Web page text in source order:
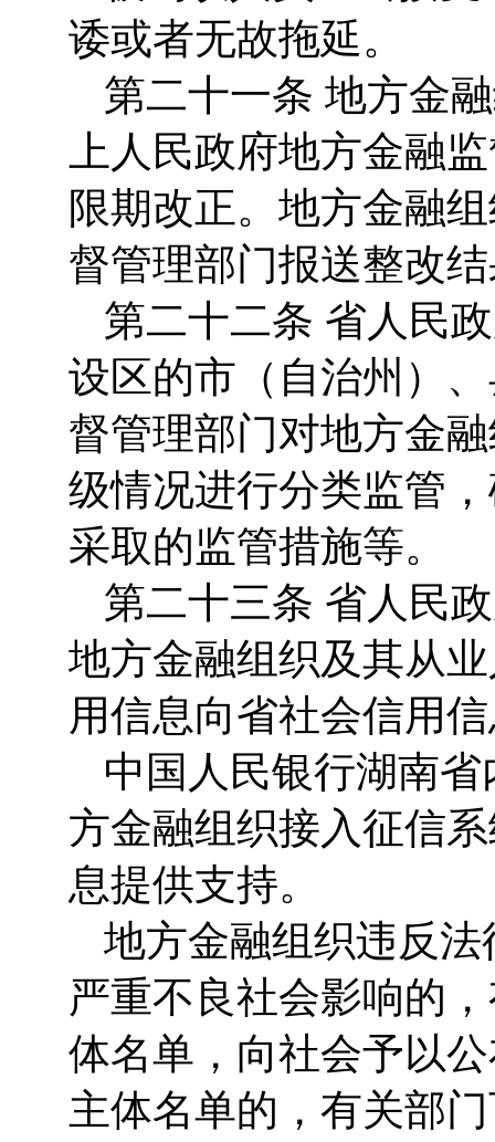
诿或者无故拖延。
第二十一条 地方金
上人民政府地方金融
限期改正。地方金融
督管理部门报送整改
第二十二条 省人民
设区的市（自治州）
督管理部门对地方金
级情况进行分类监管
采取的监管措施等。
第二十三条 省人民
地方金融组织及其从
用信息向省社会信用
中国人民银行湖南
方金融组织接入征信
息提供支持。
地方金融组织违反
严重不良社会影响的
体名单，向社会予以
主体名单的，有关部